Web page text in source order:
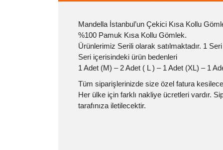
Mandella İstanbul’un Çekici Kısa Kollu
%100 Pamuk Kısa Kollu Gömlek.
Ürünlerimiz Serili olarak satılmaktadır. 1
Seri içerisindeki ürün bedenleri
1 Adet (M) – 2 Adet ( L ) – 1 Adet (XL) – 1
Tüm siparişlerinizde size özel fatura
Her ülke için farklı nakliye ücretleri vardır.
tarafınıza iletilecektir.